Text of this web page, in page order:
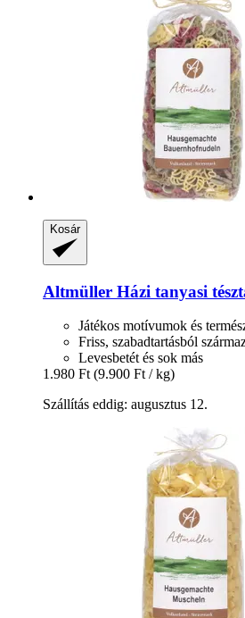
Kosár
Altmüller Házi tanyasi
Játékos motívumok és
Friss, szabadtartásból
Levesbetét és sok más
1.980 Ft (9.900 Ft / kg)
Szállítás eddig: augusztus 12.